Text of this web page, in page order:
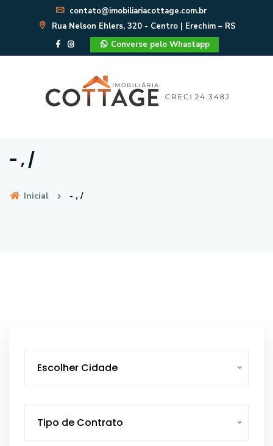
contato@imobiliariacottage.com.br
Rua Nelson Ehlers, 320 - Centro | Erechim – RS
Converse pelo Whastapp
- , /
Inicial - , /
Escolher Cidade
Tipo de Contrato